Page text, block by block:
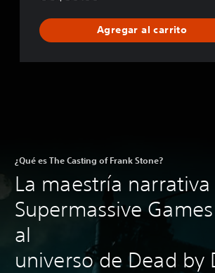
Agregar al carrito
¿Qué es The Casting of Frank Stone?
La maestría narrativa
Supermassive
al
universo de Dead by